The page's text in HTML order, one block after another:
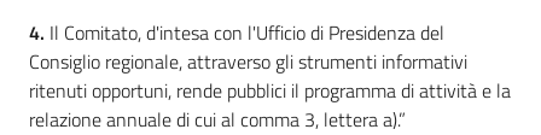
4. Il Comitato, d'intesa con l'Ufficio di Presidenza del
Consiglio regionale, attraverso gli strumenti informativi
ritenuti opportuni, rende pubblici il programma di attività e la
relazione annuale di cui al comma 3, lettera a).”